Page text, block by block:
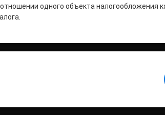
одного объекта налогообложения